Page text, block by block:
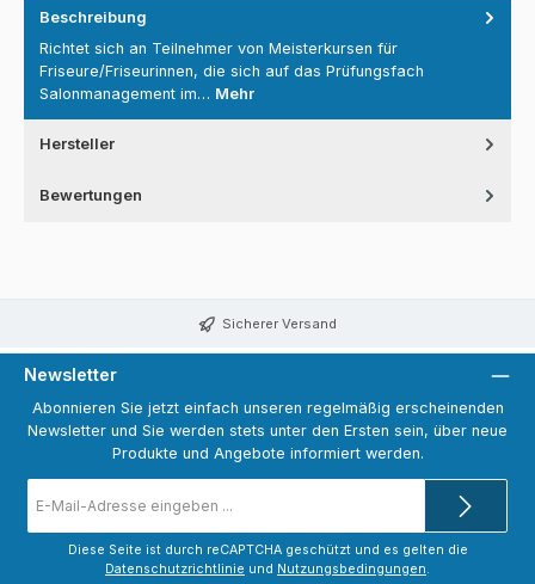
Beschreibung
Richtet sich an Teilnehmer von Meisterkursen für
Friseure/Friseurinnen, die sich auf das Prüfungsfach
Salonmanagement im… Mehr
Hersteller
Bewertungen
Sicherer Versand
Newsletter
Abonnieren Sie jetzt einfach unseren regelmäßig erscheinenden
Newsletter und Sie werden stets unter den Ersten sein, über neue
Produkte und Angebote informiert werden.
Mail-
Adresse
Diese Seite ist durch reCAPTCHA geschützt und es gelten die
Datenschutzrichtlinie und Nutzungsbedingungen.